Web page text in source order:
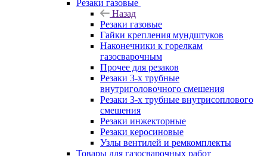
Резаки газовые
Назад
Резаки газовые
Гайки крепления мундштуков
Наконечники к горелкам
газосварочным
Прочее для резаков
Резаки 3-х трубные
внутриголовочного смешения
Резаки 3-х трубные внутрисоплового
смешения
Резаки инжекторные
Резаки керосиновые
Узлы вентилей и ремкомплекты
Товары для газосварочных работ